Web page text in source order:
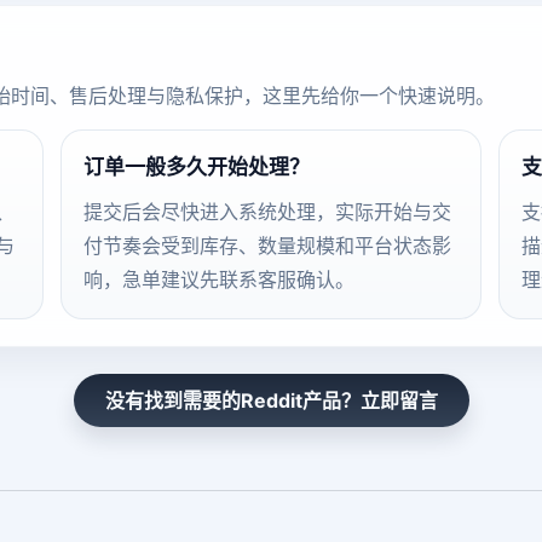
间、售后处理与隐私保护，这里先给你一个快速说明。
订单一般多久开始处理？
提交后会尽快进入系统处理，实际开始与交
付节奏会受到库存、数量规模和平台状态影
响，急单建议先联系客服确认。
没有找到需要的Reddit产品？立即留言